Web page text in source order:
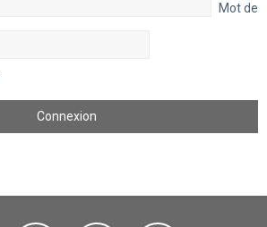
Mot de